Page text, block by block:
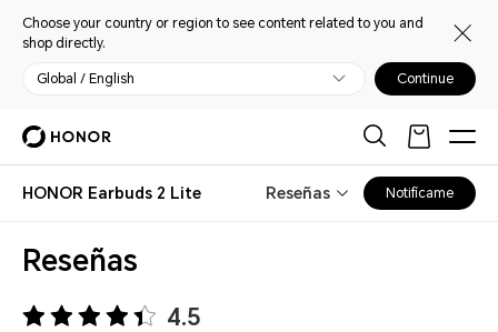
Choose your country or region to see content related to you and
shop directly.
Global / English Continue
HONOR Earbuds 2 Lite Reseñas Notifícame
Reseñas
4.5